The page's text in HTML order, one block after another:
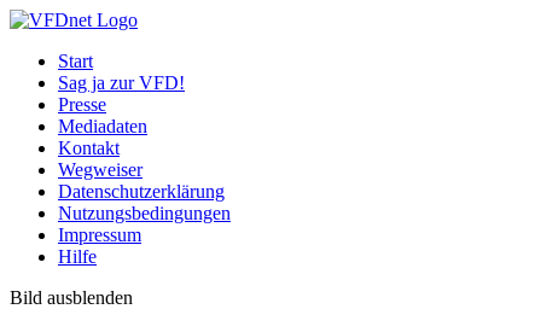
Start
Sag ja zur VFD!
Presse
Mediadaten
Kontakt
Wegweiser
Datenschutzerklärung
Nutzungsbedingungen
Impressum
Hilfe
Bild ausblenden